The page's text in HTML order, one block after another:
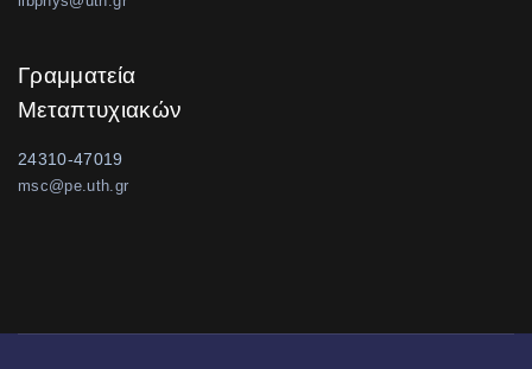
Γραμματεία
Μεταπτυχιακών
24310-47019
msc@pe.uth.gr